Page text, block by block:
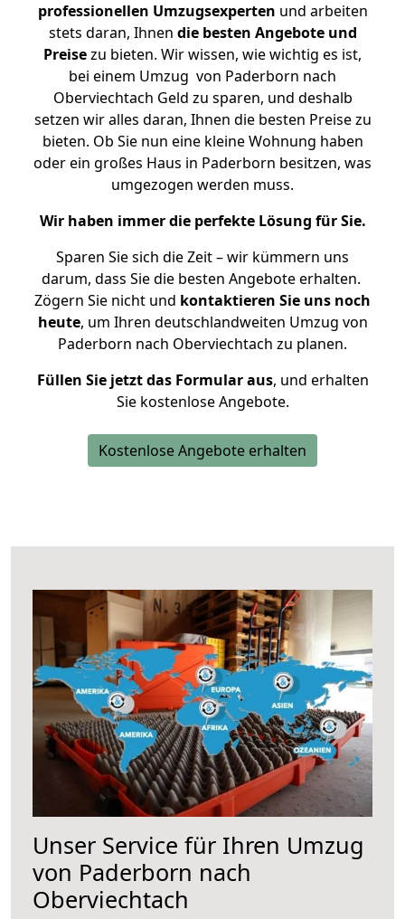
professionellen Umzugsexperten und arbeiten
stets daran, Ihnen die besten Angebote und
Preisezu bieten. Wir wissen, wie wichtig es ist,
bei einem Umzug von Paderborn nach
Oberviechtach Geld zu sparen, und deshalb
setzen wir alles daran, Ihnen die besten Preise zu
bieten. Ob Sie nun eine kleine Wohnung haben
oder ein großes Haus in Paderborn besitzen, was
umgezogen werden muss.
Wir haben immer die perfekte Lösung für Sie.
Sparen Sie sich die Zeit – wir kümmern uns
darum, dass Sie die besten Angebote erhalten.
Zögern Sie nicht und kontaktieren Sie uns noch
heute, um Ihren deutschlandweiten Umzug von
Paderborn nach Oberviechtach zu planen.
Füllen Sie jetzt das Formular aus, und erhalten
Sie kostenlose Angebote.
Kostenlose Angebote erhalten
Unser Service für Ihren Umzug
von Paderborn nach
Oberviechtach